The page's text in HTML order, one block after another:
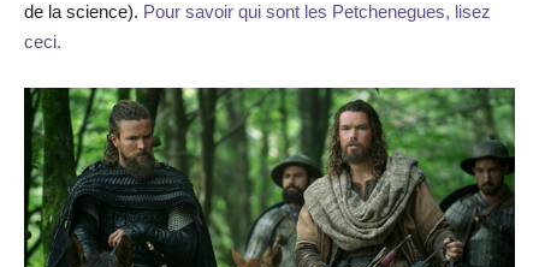
de la science). Pour savoir qui sont les Petchenegues, lisez
ceci.